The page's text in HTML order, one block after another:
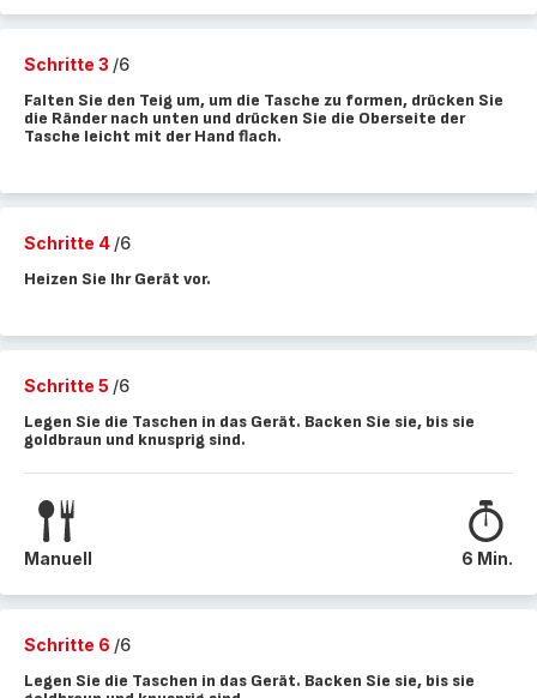
Schritte 3 /6
Falten Sie den Teig um, um die Tasche zu formen, drücken Sie
die Ränder nach unten und drücken Sie die Oberseite der
Tasche leicht mit der Hand flach.
Schritte 4 /6
Heizen Sie Ihr Gerät vor.
Schritte 5 /6
Legen Sie die Taschen in das Gerät. Backen Sie sie, bis sie
goldbraun und knusprig sind.
Manuell 6 Min.
Schritte 6 /6
Legen Sie die Taschen in das Gerät. Backen Sie sie, bis sie